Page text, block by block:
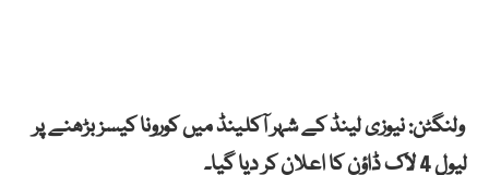
ولنگٹن: نیوزی لینڈ کے شہر آکلینڈ میں کورونا کیسز بڑھنے پر
لیول 4 لاک ڈاؤن کا اعلان کر دیا گیا۔